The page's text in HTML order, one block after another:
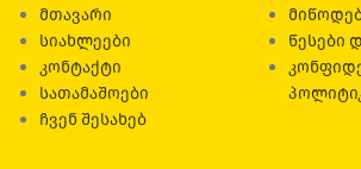
მთავარი
სიახლეები
კონტაქტი
სათამაშოები
ჩვენ შესახებ
წესები